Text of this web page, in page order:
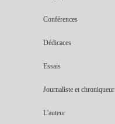
Conférences
Dédicaces
Essais
Journaliste et chroniqueur
L'auteur